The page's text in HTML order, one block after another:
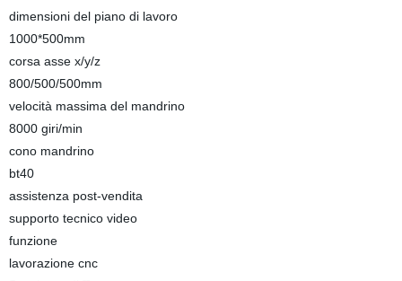
dimensioni del piano di lavoro
1000*500mm
corsa asse x/y/z
800/500/500mm
velocità massima del mandrino
8000 giri/min
cono mandrino
bt40
assistenza post-vendita
supporto tecnico video
funzione
lavorazione cnc